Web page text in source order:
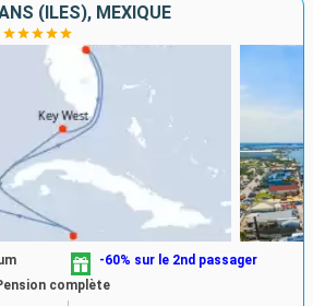
(ÎLES), MEXIQUE
-60% sur le 2nd passager
complète